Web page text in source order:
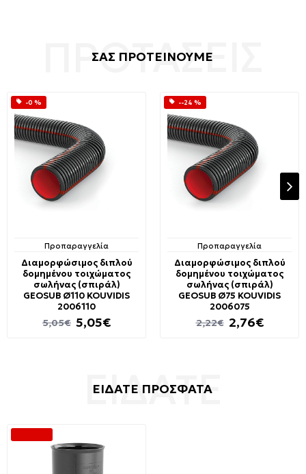
ΣΑΣ ΠΡΟΤΕΙΝΟΥΜΕ
-0 %
Προπαραγγελία
Διαμορφώσιμος διπλού
δομημένου τοιχώματος
σωλήνας (σπιράλ)
GEOSUB Ø110 KOUVIDIS
2006110
5,05€
5,05€
--24 %
Προπαραγγελία
Διαμορφώσιμος διπλού
δομημένου τοιχώματος
σωλήνας (σπιράλ)
GEOSUB Ø75 KOUVIDIS
2006075
2,76€
2,22€
ΕΙΔΑΤΕ ΠΡΟΣΦΑΤΑ